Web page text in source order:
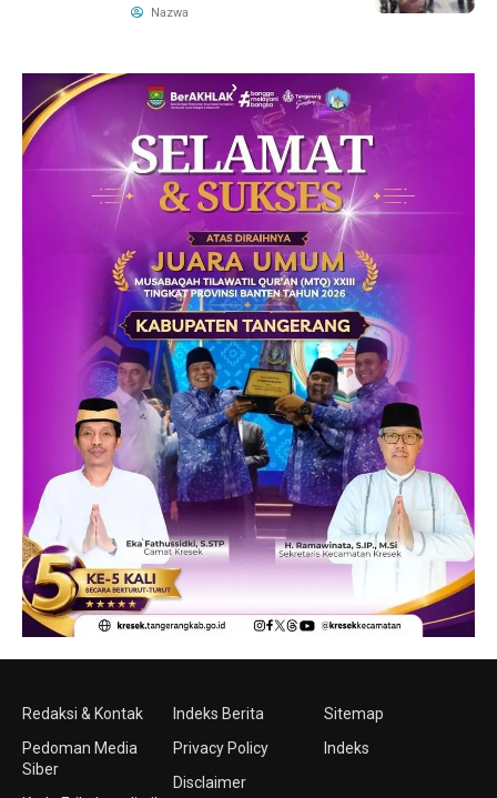
Baru di Tigaraksa
Nazwa
Redaksi & Kontak
Pedoman Media
Siber
Indeks Berita
Privacy Policy
Disclaimer
Sitemap
Indeks